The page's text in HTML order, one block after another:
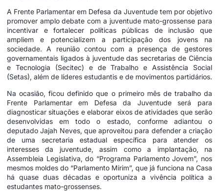
A Frente Parlamentar em Defesa da Juventude tem por objetivo
promover amplo debate com a juventude mato-grossense para
incentivar e fortalecer políticas públicas de inclusão que
ampliem e potencializem a participação dos jovens na
sociedade. A reunião contou com a presença de gestores
governamentais ligados à juventude das secretarias de Ciência
e Tecnologia (Secitec) e de Trabalho e Assistência Social
(Setas), além de líderes estudantis e de movimentos partidários.
Na ocasião, ficou definido que o primeiro mês de trabalho da
Frente Parlamentar em Defesa da Juventude será para
diagnosticar situações e elaborar eixos de atividades que serão
desenvolvidas em todo o estado, conforme adiantou o
deputado Jajah Neves, que aproveitou para defender a criação
de uma secretaria estadual específica para atender os
interesses da juventude, assim como a implantação, na
Assembleia Legislativa, do “Programa Parlamento Jovem”, nos
mesmos moldes do “Parlamento Mirim”, que já funciona na Casa
há quase duas décadas e oportuniza a vivência política a
estudantes mato-grossenses.